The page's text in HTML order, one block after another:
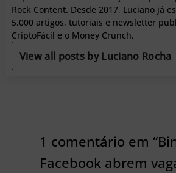
Rock Content. Desde 2017, Luciano já
5.000 artigos, tutoriais e newsletter
CriptoFácil e o Money Crunch.
View all posts by Luciano Rocha
1 comentário em
Facebook abrem